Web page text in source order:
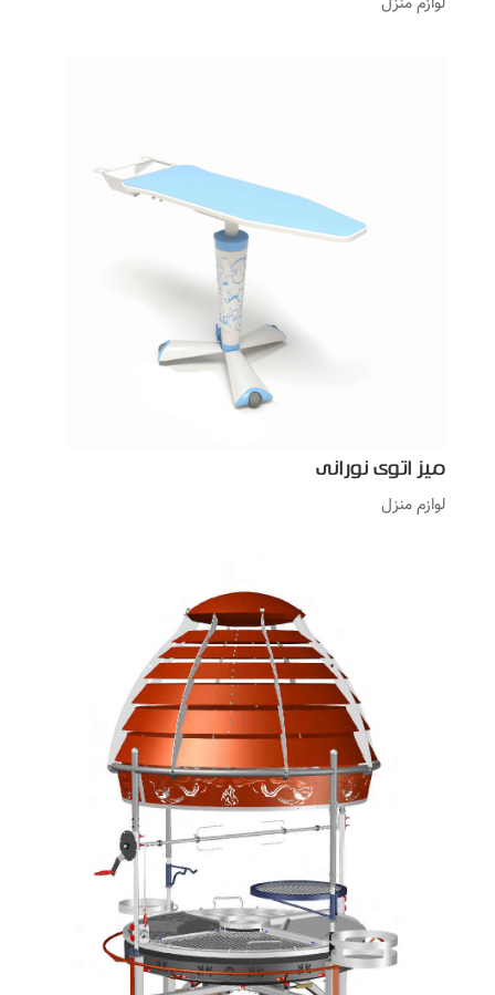
میز اتوی نورانی
لوازم منزل